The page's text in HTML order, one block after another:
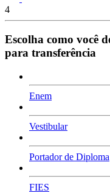
4
Escolha como você
para transferência
Enem
Vestibular
Portador de Diploma
FIES